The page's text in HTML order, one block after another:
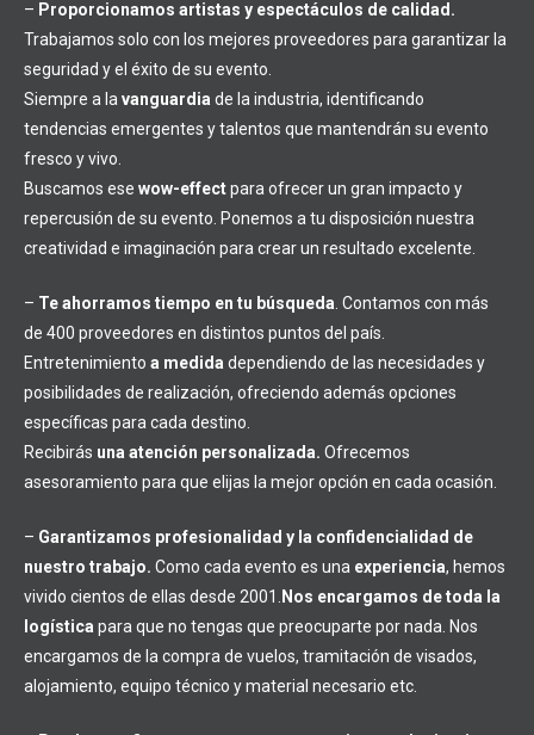
– Proporcionamos artistas y espectáculos de calidad.
Trabajamos solo con los mejores proveedores para garantizar la
seguridad y el éxito de su evento.
Siempre a la vanguardia de la industria, identificando
tendencias emergentes y talentos que mantendrán su evento
fresco y vivo.
Buscamos ese wow-effectpara ofrecer un gran impacto y
repercusión de su evento. Ponemos a tu disposición nuestra
creatividad e imaginación para crear un resultado excelente.
– Te ahorramos tiempo en tu búsqueda . Contamos con más
de 400 proveedores en distintos puntos del país.
Entretenimiento a medida dependiendo de las necesidades y
posibilidades de realización, ofreciendo además opciones
específicas para cada destino.
Recibirás una atención personalizada. Ofrecemos
asesoramiento para que elijas la mejor opción en cada ocasión.
– Garantizamos profesionalidad y la confidencialidad de
nuestro trabajo. Como cada evento es una experiencia, hemos
vivido cientos de ellas desde 2001. Nos encargamos de toda la
logística para que no tengas que preocuparte por nada. Nos
encargamos de la compra de vuelos, tramitación de visados,
alojamiento, equipo técnico y material necesario etc.